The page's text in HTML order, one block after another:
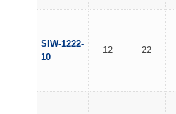
SIW-1222-
10
12 22